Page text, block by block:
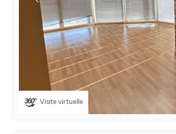
Visite virtuelle